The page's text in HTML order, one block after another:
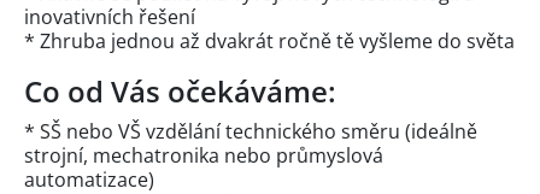
inovativních řešení
* Zhruba jednou až dvakrát ročně tě vyšleme do světa
Co od Vás očekáváme:
* SŠ nebo VŠ vzdělání technického směru (ideálně
strojní, mechatronika nebo průmyslová
automatizace)